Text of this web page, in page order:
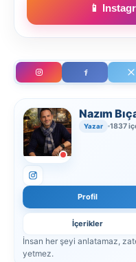
📱
Nazım
Yazar 1837
Profil
İçerikler
İnsan her şeyi anlatamaz,
yetmez.